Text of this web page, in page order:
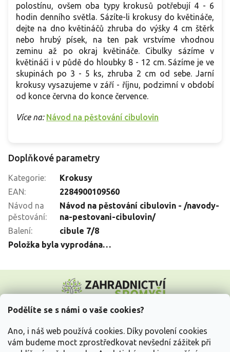
Podělíte se s námi o vaše cookies?
Ano, i náš web používá cookies. Díky povolení cookies
vám budeme moct zprostředkovat nevšední zážitek při
polostínu, ovšem oba typy krokusů potřebují 4 - 6
hodin denního světla. Sázíte-li krokusy do květináče,
dejte na dno květináčů zhruba do výšky 4 cm štěrk
nebo hrubý písek, na ten pak vrstvíme vhodnou
zeminu až po okraj květináče. Cibulky sázíme v
květináči i v půdě do hloubky 8 - 12 cm. Sázíme je ve
skupinách po 3 - 5 ks, zhruba 2 cm od sebe. Jarní
krokusy vysazujeme v září - říjnu, podzimní v období
od konce června do konce července.
Více na: Návod na pěstování cibulovin
Doplňkové parametry
Kategorie:
Krokusy
EAN:
2284900109560
Návod na
pěstování:
Návod na pěstování cibulovin - /navody-
na-pestovani-cibulovin/
Balení:
cibule 7/8
Položka byla vyprodána…
p
Vše o nákupu